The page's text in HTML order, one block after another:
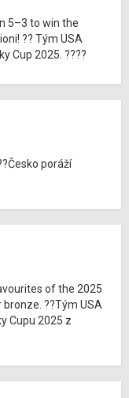
5–3 to win the
?? Tým USA
Cup 2025. ????
poráží
of the 2025
??Tým USA
Cupu 2025 z